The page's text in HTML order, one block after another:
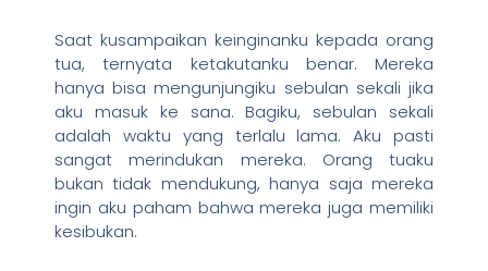
Saat kusampaikan keinginanku kepada orang
tua, ternyata ketakutanku benar. Mereka
hanya bisa mengunjungiku sebulan sekali jika
aku masuk ke sana. Bagiku, sebulan sekali
adalah waktu yang terlalu lama. Aku pasti
sangat merindukan mereka. Orang tuaku
bukan tidak mendukung, hanya saja mereka
ingin aku paham bahwa mereka juga memiliki
kesibukan.